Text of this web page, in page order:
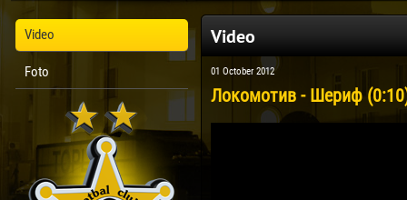
Video
Foto
Video
01 October 2012
Локомотив - Шериф